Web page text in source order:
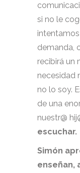
si no le
demanda,
recibirá un
necesidad
no lo soy.
de una
nuestr@
escuchar.
Simón
enseñan,